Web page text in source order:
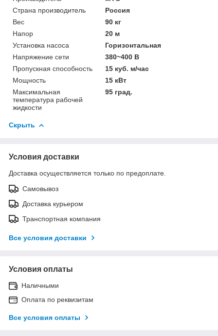
Страна производитель
Россия
Вес
90 кг
Напор
20 м
Установка насоса
Горизонтальная
Напряжение сети
380~400 В
Пропускная способность
15 куб. м/час
Мощность
15 кВт
Максимальная
температура рабочей
жидкости
95 град.
Скрыть
Условия доставки
Доставка осуществляется только по предоплате.
Самовывоз
Доставка курьером
Транспортная компания
Все условия доставки
Условия оплаты
Наличными
Оплата по реквизитам
Все условия оплаты